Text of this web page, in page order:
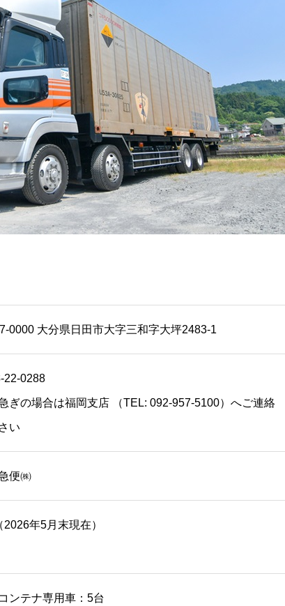
0000 大分県日田市大字三和字大坪2483-1
22-0288
ぎの場合は福岡支店 （TEL: 092-957-5100）へご連絡
い
便㈱
2026年5月末現在）
ンテナ専用車：5台